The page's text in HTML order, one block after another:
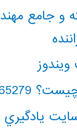
و جامع
65279
يادگيري